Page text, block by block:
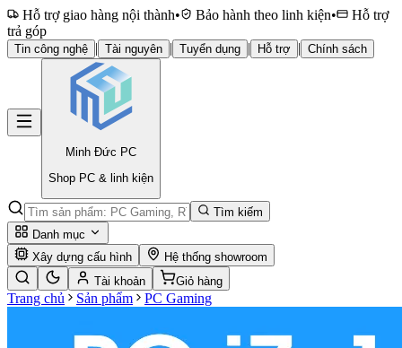
Hỗ trợ giao hàng nội thành• Bảo hành theo linh kiện•
Hỗ trợ
trả góp
Tin công nghệ | Tài nguyên | Tuyển dụng | Hỗ trợ | Chính sách
Minh Đức PC
Shop PC & linh kiện
Tìm kiếm
Danh mục
Xây dựng cấu hình
Hệ thống showroom
Tài khoản
Giỏ hàng
Trang chủ Sản phẩm PC Gaming